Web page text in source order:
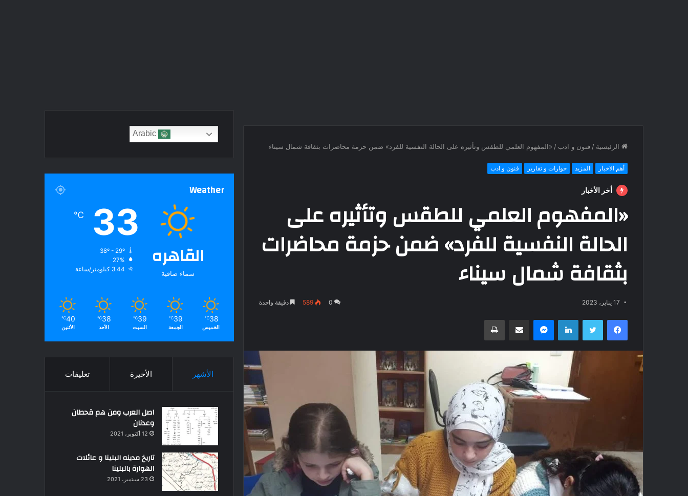
الرئيسية / فنون و ادب / «المفهوم العلمي للطقس وتأثيره على الحالة النفسية للفرد» ضمن حزمة محاضرات بثقافة شمال سيناء
أهم الاخبار المزيد حوارات و تقارير فنون و ادب
أخر الأخبار
«المفهوم العلمي للطقس وتأثيره على
الحالة النفسية للفرد» ضمن حزمة محاضرات
بثقافة شمال سيناء
17 يناير، 2023 0
589 دقيقة واحدة
فيسبوك تويتر لينكدإن ماسنجر مشاركة عبر البريد طباعة
Arabic
Weather
القاهره
سماء صافية
33
℃
27%
3.44 كيلومتر/ساعة
38
℃
الخميس
39
℃
الجمعة
39
℃
السبت
38
℃
الأحد
40
℃
الأثنين
الأشهر الأخيرة تعليقات
اصل العرب ومن هم قحطان
وعدنان
12 أكتوبر، 2021
تاريخ مدينه البلينا و عائلات
الهوارة بالبلينا
23 سبتمبر، 2021